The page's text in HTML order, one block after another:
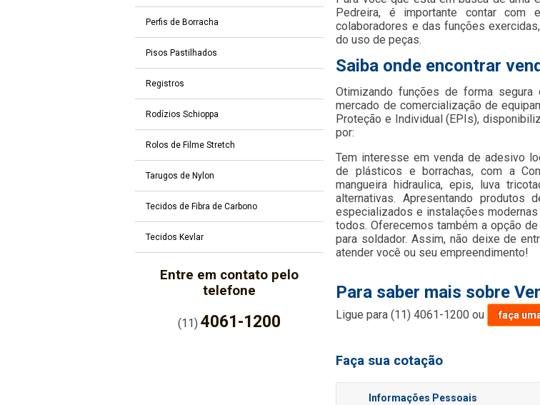
Perfis de Borracha
Pisos Pastilhados
Registros
Rodízios Schioppa
Rolos de Filme Stretch
Tarugos de Nylon
Tecidos de Fibra de Carbono
Tecidos Kevlar
Entre em contato pelo
telefone
(11)4061-1200
Pedreira, é importante contar com
colaboradores e das funções
do uso de peças.
Saiba onde encontrar
Otimizando funções de forma
mercado de comercialização de
Proteção e Individual (EPIs),
por:
Tem interesse em venda de adesivo
de plásticos e borrachas, com a
mangueira hidraulica, epis, luva
alternativas. Apresentando
especializados e instalações
todos. Oferecemos também a opção
para soldador. Assim, não deixe de
atender você ou seu empreendimento!
Para saber mais sobre
Ligue para(11) 4061-1200 ou faça
Faça sua cotação
Informações Pessoais